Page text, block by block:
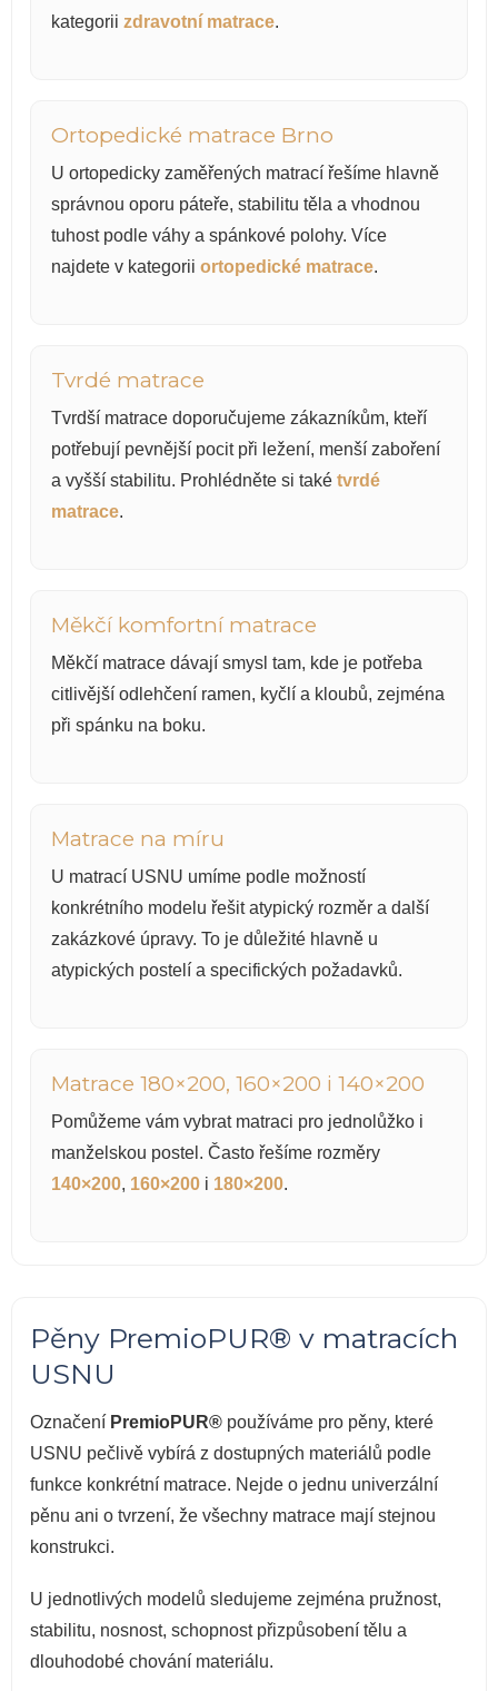
kategorii zdravotní matrace.
Ortopedické matrace Brno
U ortopedicky zaměřených matrací řešíme hlavně
správnou oporu páteře, stabilitu těla a vhodnou
tuhost podle váhy a spánkové polohy. Více
najdete v kategorii ortopedické matrace.
Tvrdé matrace
Tvrdší matrace doporučujeme zákazníkům, kteří
potřebují pevnější pocit při ležení, menší zaboření
a vyšší stabilitu. Prohlédněte si také tvrdé
matrace.
Měkčí komfortní matrace
Měkčí matrace dávají smysl tam, kde je potřeba
citlivější odlehčení ramen, kyčlí a kloubů, zejména
při spánku na boku.
Matrace na míru
U matrací USNU umíme podle možností
konkrétního modelu řešit atypický rozměr a další
zakázkové úpravy. To je důležité hlavně u
atypických postelí a specifických požadavků.
Matrace 180×200, 160×200 i 140×200
Pomůžeme vám vybrat matraci pro jednolůžko i
manželskou postel. Často řešíme rozměry
140×200, 160×200 i 180×200.
Pěny PremioPUR® v matracích
USNU
Označení PremioPUR® používáme pro pěny, které
USNU pečlivě vybírá z dostupných materiálů podle
funkce konkrétní matrace. Nejde o jednu univerzální
pěnu ani o tvrzení, že všechny matrace mají stejnou
konstrukci.
U jednotlivých modelů sledujeme zejména pružnost,
stabilitu, nosnost, schopnost přizpůsobení tělu a
dlouhodobé chování materiálu.